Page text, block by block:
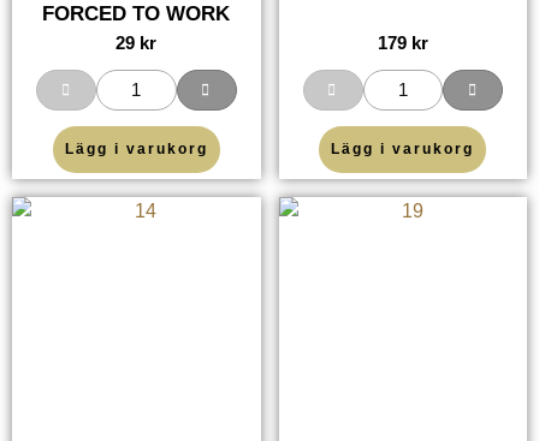
FORCED TO WORK
29 kr
Lägg i varukorg
179 kr
Lägg i varukorg